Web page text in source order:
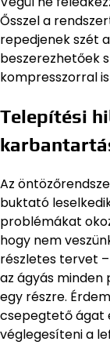
Ősszel a
repedjenek szét
beszerezhetőek
kompresszorral
Telepítési
Az
buktató
problémákat
hogy nem
részletes tervet
az ágyás minden
egy részre.
csepegtető ágat
véglegesíteni a